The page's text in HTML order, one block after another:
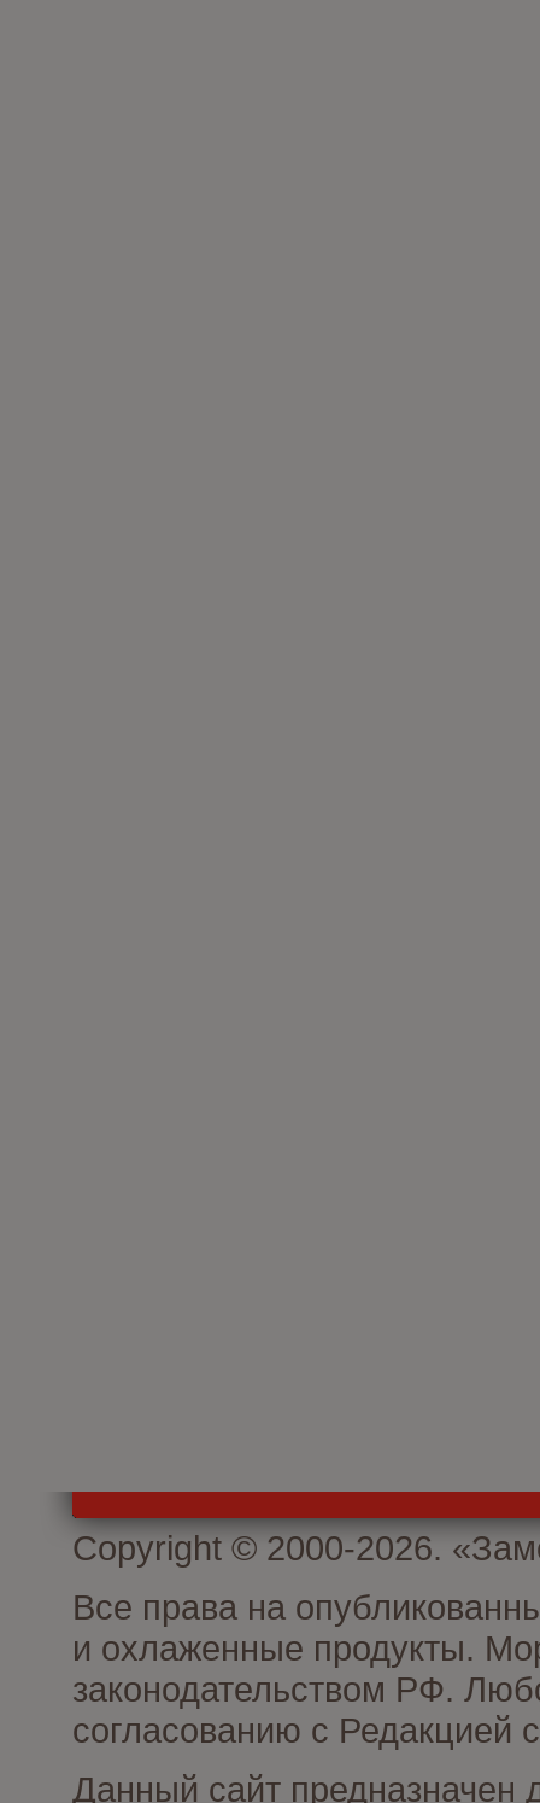
Copyright © 2000-2026.
Все права на
и охлаженные продукты.
законодательством РФ.
согласованию с Редакцией
Данный сайт предназначен